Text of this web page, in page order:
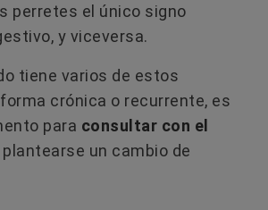
perretes el único signo
y viceversa.
tiene varios de estos
crónica o recurrente, es
para consultar con el
plantearse un cambio de